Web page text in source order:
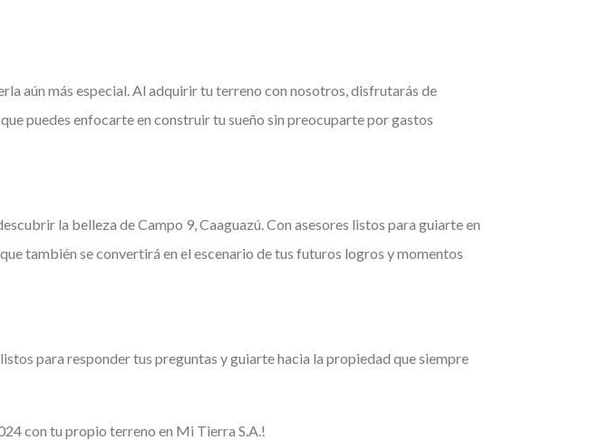
aún más especial. Al adquirir tu terreno con nosotros, disfrutarás de
puedes enfocarte en construir tu sueño sin preocuparte por gastos
la belleza de Campo 9, Caaguazú. Con asesores listos para guiarte en
también se convertirá en el escenario de tus futuros logros y momentos
para responder tus preguntas y guiarte hacia la propiedad que siempre
con tu propio terreno en Mi Tierra S.A.!